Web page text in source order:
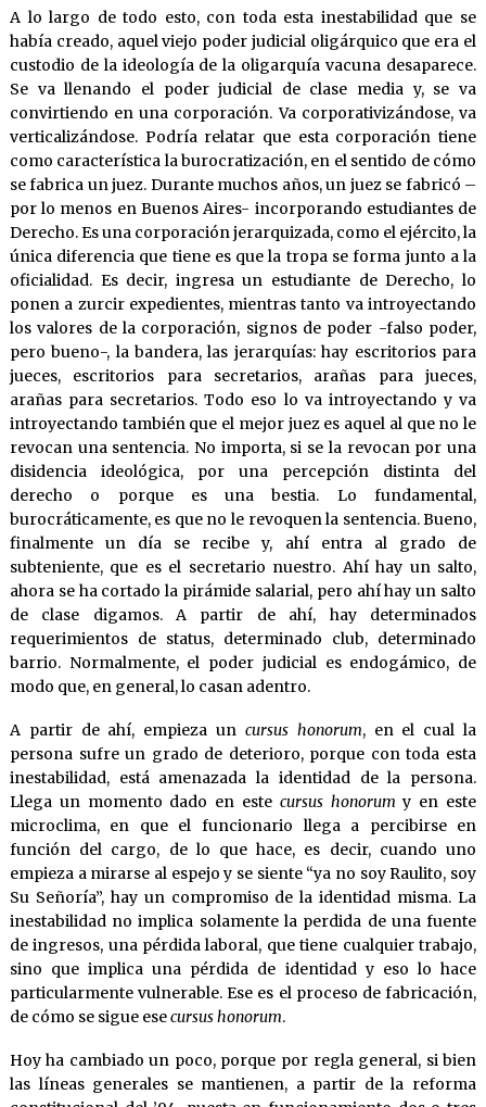
A lo largo de todo esto, con toda esta inestabilidad que se
había creado, aquel viejo poder judicial oligárquico que era el
custodio de la ideología de la oligarquía vacuna desaparece.
Se va llenando el poder judicial de clase media y, se va
convirtiendo en una corporación. Va corporativizándose, va
verticalizándose. Podría relatar que esta corporación tiene
como característica la burocratización, en el sentido de cómo
se fabrica un juez. Durante muchos años, un juez se fabricó –
por lo menos en Buenos Aires- incorporando estudiantes de
Derecho. Es una corporación jerarquizada, como el ejército, la
única diferencia que tiene es que la tropa se forma junto a la
oficialidad. Es decir, ingresa un estudiante de Derecho, lo
ponen a zurcir expedientes, mientras tanto va introyectando
los valores de la corporación, signos de poder -falso poder,
pero bueno-, la bandera, las jerarquías: hay escritorios para
jueces, escritorios para secretarios, arañas para jueces,
arañas para secretarios. Todo eso lo va introyectando y va
introyectando también que el mejor juez es aquel al que no le
revocan una sentencia. No importa, si se la revocan por una
disidencia ideológica, por una percepción distinta del
derecho o porque es una bestia. Lo fundamental,
burocráticamente, es que no le revoquen la sentencia. Bueno,
finalmente un día se recibe y, ahí entra al grado de
subteniente, que es el secretario nuestro. Ahí hay un salto,
ahora se ha cortado la pirámide salarial, pero ahí hay un salto
de clase digamos. A partir de ahí, hay determinados
requerimientos de status, determinado club, determinado
barrio. Normalmente, el poder judicial es endogámico, de
modo que, en general, lo casan adentro.
A partir de ahí, empieza un cursus honorum, en el cual la
persona sufre un grado de deterioro, porque con toda esta
inestabilidad, está amenazada la identidad de la persona.
Llega un momento dado en este cursus honorum y en este
microclima, en que el funcionario llega a percibirse en
función del cargo, de lo que hace, es decir, cuando uno
empieza a mirarse al espejo y se siente “ya no soy Raulito, soy
Su Señoría”, hay un compromiso de la identidad misma. La
inestabilidad no implica solamente la perdida de una fuente
de ingresos, una pérdida laboral, que tiene cualquier trabajo,
sino que implica una pérdida de identidad y eso lo hace
particularmente vulnerable. Ese es el proceso de fabricación,
de cómo se sigue esecursus honorum.
Hoy ha cambiado un poco, porque por regla general, si bien
las líneas generales se mantienen, a partir de la reforma